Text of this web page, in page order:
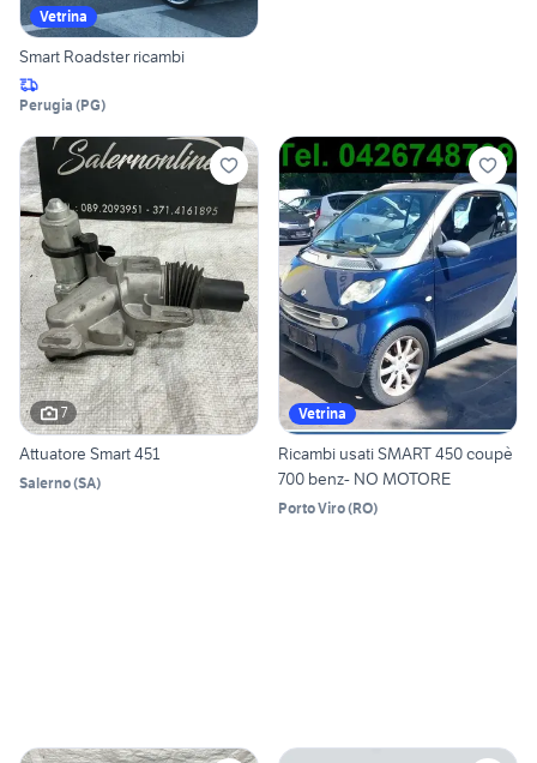
Vetrina
Smart Roadster ricambi
Perugia (PG)
7
Attuatore Smart 451
Salerno(SA)
Vetrina
Ricambi usati SMART 450 coupè
700 benz- NO MOTORE
Porto Viro(RO)